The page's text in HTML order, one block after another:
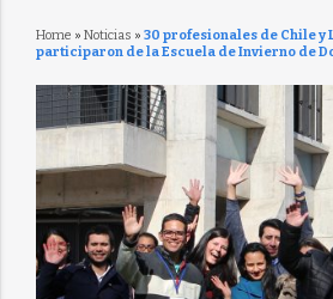
Home » Noticias » 30 profesionales de Chile y
participaron de la Escuela de Invierno de